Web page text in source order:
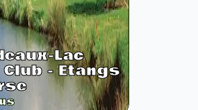
Lac
- Etangs